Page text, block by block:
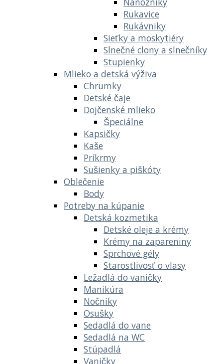
Rukavice
Rukávniky
Sieťky a moskytiéry
Slnečné clony a slnečníky
Stupienky
Mlieko a detská výživa
Chrumky
Detské čaje
Dojčenské mlieko
Špeciálne
Kapsičky
Kaše
Príkrmy
Sušienky a piškóty
Oblečenie
Body
Potreby na kúpanie
Detská kozmetika
Detské oleje a krémy
Krémy na zapareniny
Sprchové gély
Starostlivosť o vlasy
Ležadlá do vaničky
Manikúra
Nočníky
Osušky
Sedadlá do vane
Sedadlá na WC
Stúpadlá
Vaničky